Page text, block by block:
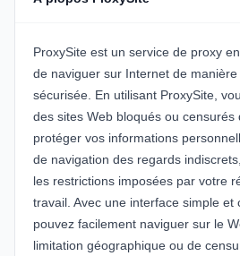
ProxySite est un service de proxy
de naviguer sur Internet de
sécurisée. En utilisant ProxySite,
des sites Web bloqués ou censurés
protéger vos informations
de navigation des regards
les restrictions imposées par votre
travail. Avec une interface simple et
pouvez facilement naviguer sur le
limitation géographique ou de